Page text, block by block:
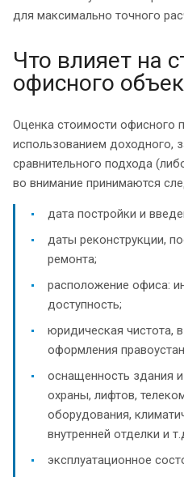
для максимально точного
Что влияет на
офисного
Оценка стоимости офисного
использованием доходного,
сравнительного подхода
во внимание принимаются
дата постройки и
даты реконструкции,
ремонта;
расположение офиса:
доступность;
юридическая чистота,
оформления
оснащенность здания
охраны, лифтов,
оборудования,
внутренней отделки и
эксплуатационное